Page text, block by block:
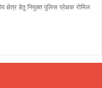
क्षेत्र हेतु नियुक्त पुलिस प्रेक्षक रोमिल